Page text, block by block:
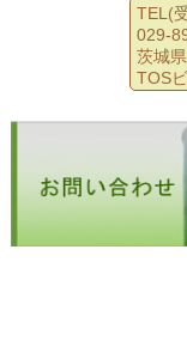
TEL(
029-
茨城
TOS